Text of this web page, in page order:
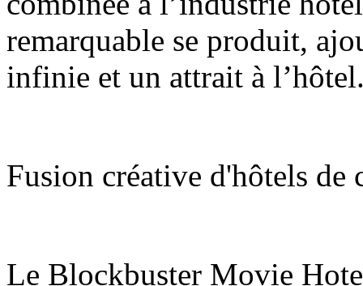
remarquable se produit,
infinie et un attrait à
Fusion créative d'hôtels de
Le Blockbuster Movie